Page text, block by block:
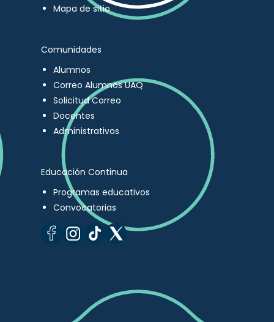
Mapa de sitio
Comunidades
Alumnos
Correo Alumnos UAQ
Solicitud Correo
Docentes
Administrativos
Educación Continua
Programas educativos
Convocatorias